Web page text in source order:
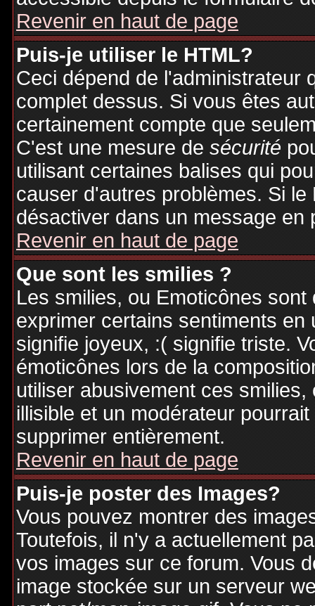
Revenir en haut de page
Puis-je utiliser le HTML?
Ceci dépend de l'administrateur
complet dessus. Si vous êtes
certainement compte que
C'est une mesure desécurité
utilisant certaines balises qui
causer d'autres problèmes. Si
désactiver dans un message en
Revenir en haut de page
Que sont les smilies ?
Les smilies, ou Emoticônes
exprimer certains sentiments
signifie joyeux, :( signifie triste.
émoticônes lors de la
utiliser abusivement ces
illisible et un modérateur
supprimer entièrement.
Revenir en haut de page
Puis-je poster des Images?
Vous pouvez montrer des
Toutefois, il n'y a actuellement
vos images sur ce forum. Vous
image stockée sur un serveur